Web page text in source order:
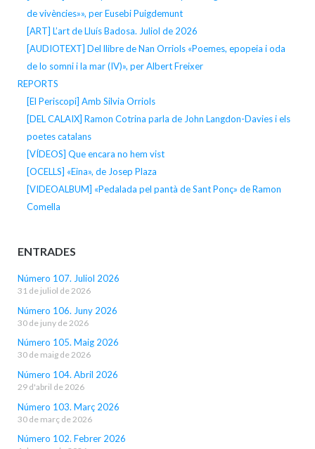
de vivències»», per Eusebi Puigdemunt
[ART] L’art de Lluís Badosa. Juliol de 2026
[AUDIOTEXT] Del llibre de Nan Orriols «Poemes, epopeia i oda
de lo somni i la mar (IV)», per Albert Freixer
REPORTS
[El Periscopi] Amb Silvia Orriols
[DEL CALAIX] Ramon Cotrina parla de John Langdon-Davies i els
poetes catalans
[VÍDEOS] Que encara no hem vist
[OCELLS] «Eina», de Josep Plaza
[VIDEOALBUM] «Pedalada pel pantà de Sant Ponç» de Ramon
Comella
ENTRADES
Número 107. Juliol 2026
31 de juliol de 2026
Número 106. Juny 2026
30 de juny de 2026
Número 105. Maig 2026
30 de maig de 2026
Número 104. Abril 2026
29 d'abril de 2026
Número 103. Març 2026
30 de març de 2026
Número 102. Febrer 2026